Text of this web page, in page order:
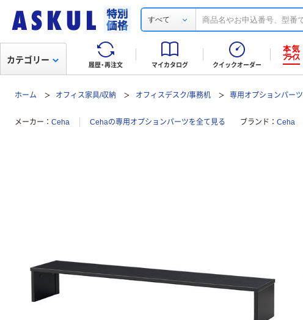
すべて
履歴・再注文 マイカタログ クイックオーダー
カテゴリー
ホーム オフィス家具/収納 オフィスデスク/事務机 専用オプションパーツ
メーカー Ceha Cehaの専用オプションパーツを全て見る ブランド Ceha